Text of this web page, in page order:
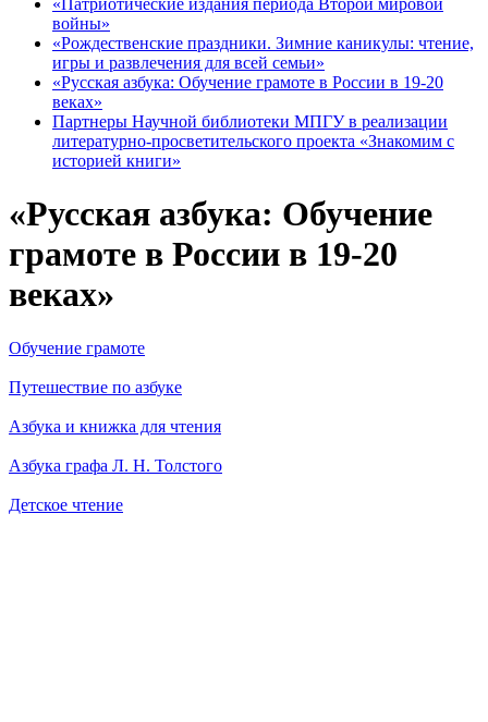
«Патриотические издания периода Второй мировой
войны»
«Рождественские праздники. Зимние каникулы: чтение,
игры и развлечения для всей семьи»
«Русская азбука: Обучение грамоте в России в 19-20
веках»
Партнеры Научной библиотеки МПГУ в реализации
литературно-просветительского проекта «Знакомим с
историей книги»
«Русская азбука: Обучение
грамоте в России в 19-20
веках»
Обучение грамоте
Путешествие по азбуке
Азбука и книжка для чтения
Азбука графа Л. Н. Толстого
Детское чтение